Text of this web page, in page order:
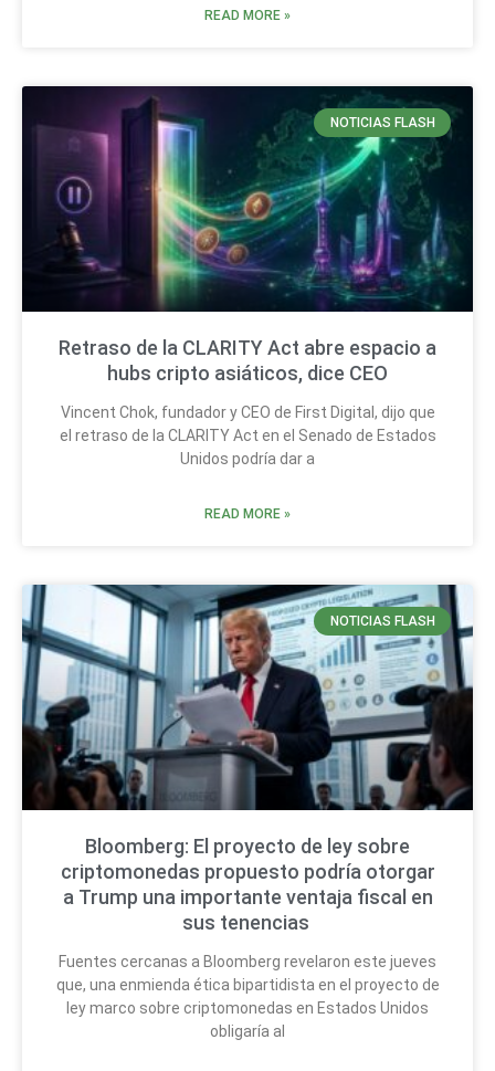
READ MORE »
NOTICIAS FLASH
Retraso de la CLARITY Act abre espacio a
hubs cripto asiáticos, dice CEO
Vincent Chok, fundador y CEO de First Digital, dijo que
el retraso de la CLARITY Act en el Senado de Estados
Unidos podría dar a
READ MORE »
NOTICIAS FLASH
Bloomberg: El proyecto de ley sobre
criptomonedas propuesto podría otorgar
a Trump una importante ventaja fiscal en
sus tenencias
Fuentes cercanas a Bloomberg revelaron este jueves
que, una enmienda ética bipartidista en el proyecto de
ley marco sobre criptomonedas en Estados Unidos
obligaría al